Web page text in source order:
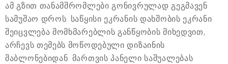
ამ გზით თანამშრომლები გონივრულად გეგმავენ
სამუშაო დროს. საწყისი ეკრანის დახშობის ეკრანი
შეიცვლება მომხმარებლის განწყობის მიხედვით,
არჩევს თემებს მოწოდებული დიზაინის
შაბლონებიდან. მართვის პანელი საშუალებას